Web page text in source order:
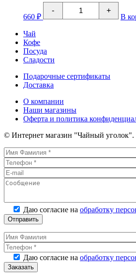
"Здоровье
рода"
50г
660 ₽
-
Количество
товара
Чай
100г
+
В
Чай
Кофе
Посуда
Сладости
Подарочные сертификаты
Доставка
О компании
Наши магазины
Оферта и политика
© Интернет магазин "Чайный
Даю согласие на обработку
Даю согласие на обработку